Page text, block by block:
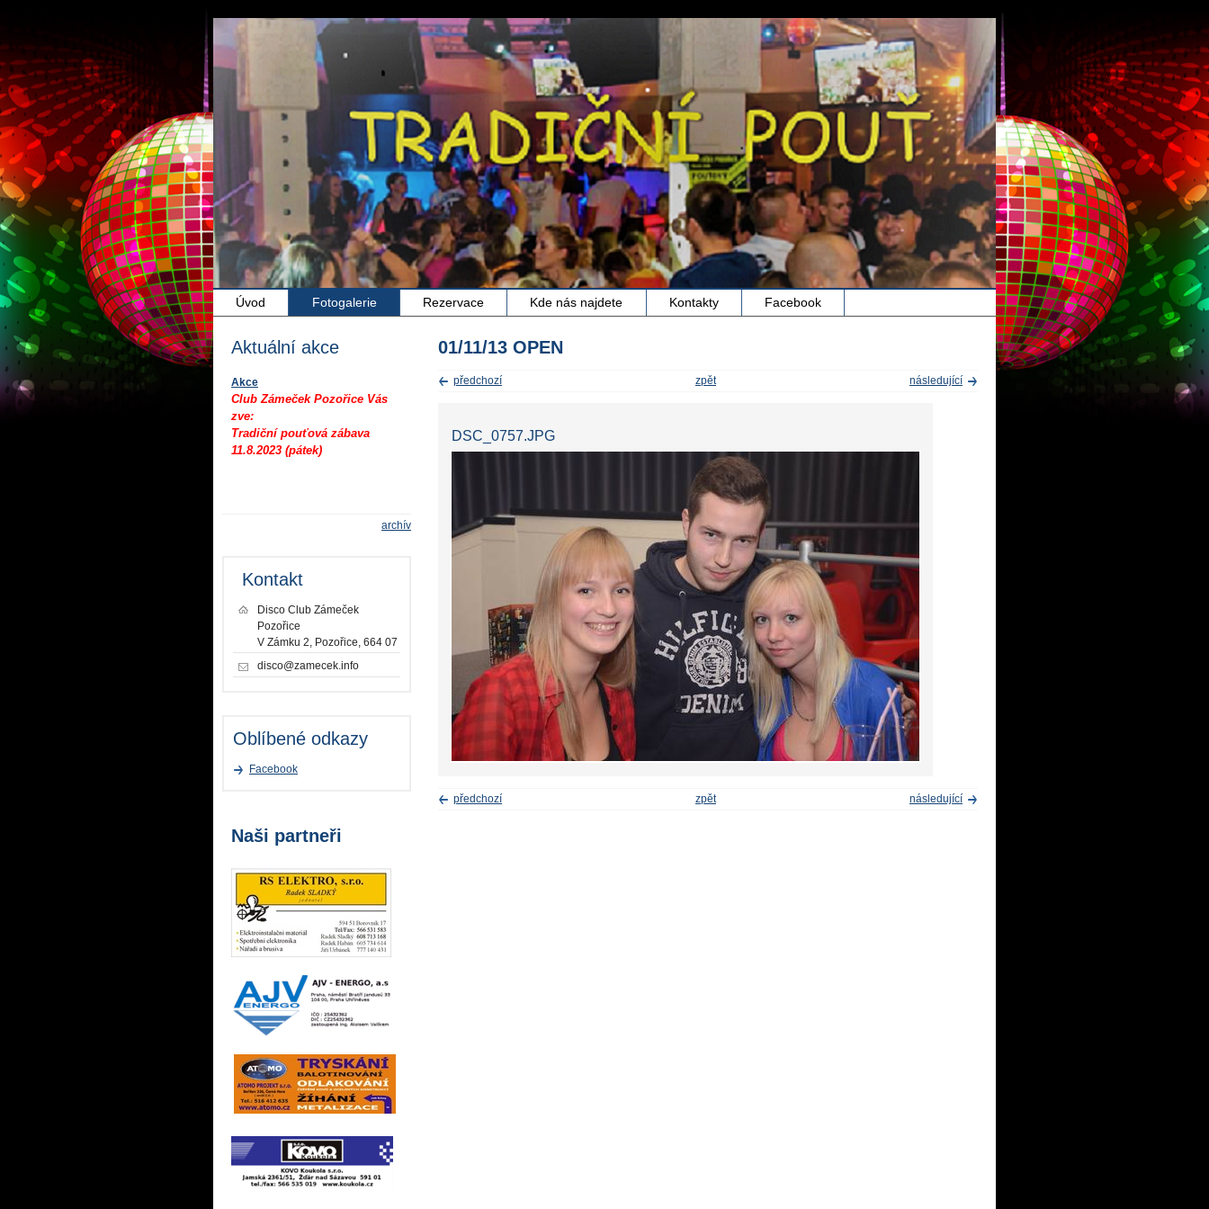
Úvod Fotogalerie Rezervace Kde nás najdete Kontakty Facebook
01/11/13 OPEN
předchozí následující
zpět
DSC_0757.JPG
předchozí následující
zpět
Aktuální akce
Akce
Club Zámeček Pozořice Vás
zve:
Tradiční pouťová zábava
11.8.2023 (pátek)
archív
Kontakt
Disco Club Zámeček
Pozořice
V Zámku 2, Pozořice, 664 07
disco@zamecek.info
Oblíbené odkazy
Facebook
Naši partneři